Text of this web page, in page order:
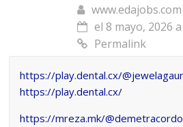
www.edajobs.com
el 8 mayo, 2026
Permalink
https://play.dental.cx/
https://play.dental.cx/
https://mreza.mk/